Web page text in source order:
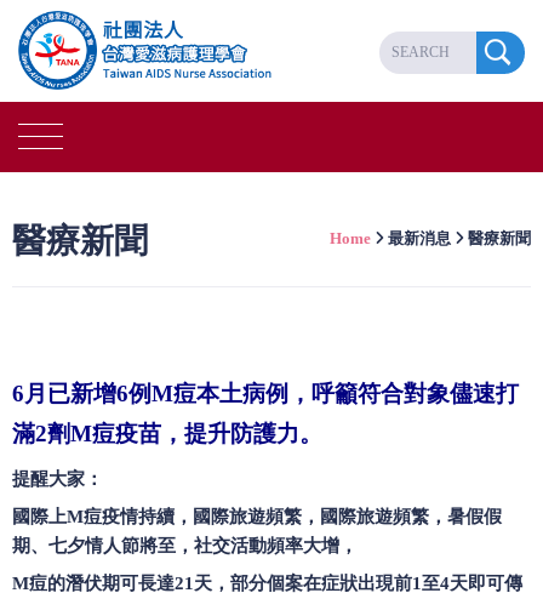
醫療新聞 Home 最新消息 醫療新聞
6月已新增6例M痘本土病例，呼籲符合對象儘速打
滿2劑M痘疫苗，提升防護力。
提醒大家：
國際上M痘疫情持續，國際旅遊頻繁， 國際旅遊頻繁，暑假假
期、七夕情人節將至，社交活動頻率大增 ，
M痘的潛伏期可長達21 天，部分個案在症狀出現前1至4天即可傳